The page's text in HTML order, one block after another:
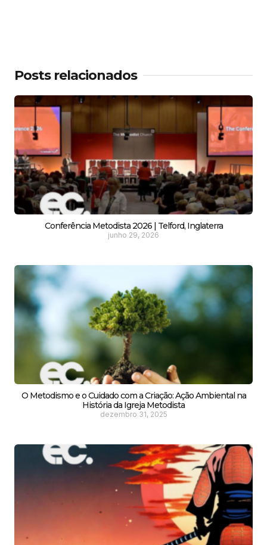
Posts relacionados
Conferência Metodista 2026 | Telford, Inglaterra
junho 29, 2026
O Metodismo e o Cuidado com a Criação: Ação Ambiental na
História da Igreja Metodista
dezembro 31, 2025